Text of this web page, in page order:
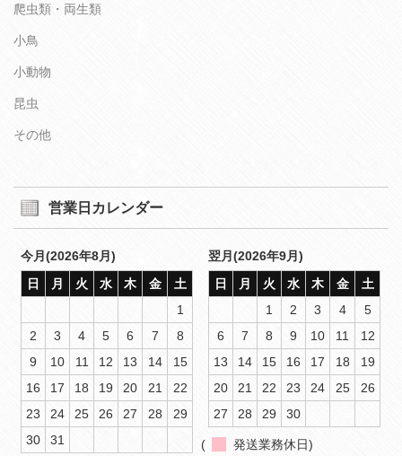
爬虫類・両生類
小鳥
小動物
昆虫
その他
営業日カレンダー
今月(2026年8月)
日
月 火 水 木 金
土
1
2
3 4 5 6 7
8
9
10 11 12 13 14
15
16
17 18 19 20 21
22
23
24 25 26 27 28
29
30
31
翌月(2026年9月)
日
月 火 水 木 金
土
1
2 3 4
5
6
7 8 9 10 11
12
13
14 15 16 17 18
19
20
21 22 23 24 25
26
27
28 29 30
( 発送業務休日)